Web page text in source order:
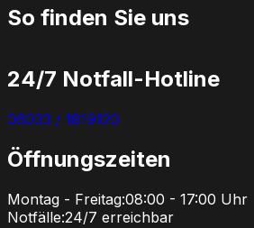
So finden Sie uns
24/7 Notfall-Hotline
06033 / 1819120
Öffnungszeiten
Montag - Freitag:08:00 - 17:00 Uhr
Notfälle:24/7 erreichbar